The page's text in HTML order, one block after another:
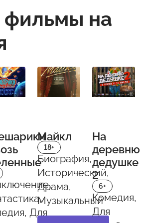
фильмы на
Для
Майкл
18+
Биография,
Исторический,
Драма,
Музыкальный
На
деревню
дедушке
2
6+
Комедия,
Для